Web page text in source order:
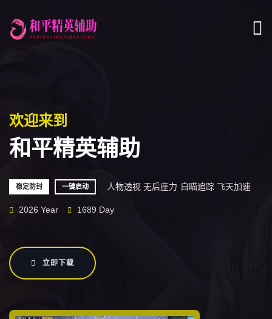
欢迎来到
和平精英辅助
稳定防封 一键启动 人物透视 无后座力 自瞄追踪 飞天加速
2026 Year 1689 Day
立即下载